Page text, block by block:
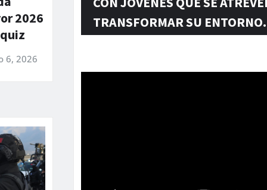
2026
6, 2026
TRANSFORMAR SU ENTORNO.